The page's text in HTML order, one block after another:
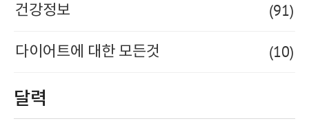
건강정보 (91)
다이어트에 대한 모든것 (10)
달력